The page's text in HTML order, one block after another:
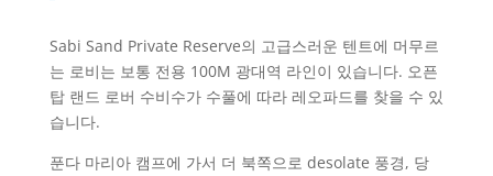
Sabi Sand Private Reserve의 고급스러운 텐트에 머무르
는 로비는 보통 전용 100M 광대역 라인이 있습니다. 오픈
탑 랜드 로버 수비수가 수풀에 따라 레오파드를 찾을 수 있
습니다.
푼다 마리아 캠프에 가서 더 북쪽으로 desolate 풍경, 당